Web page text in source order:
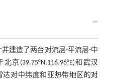
建造了两台对流层-平流层-中
京(39.75°N,116.96°E)和武汉
达对中纬度和亚热带地区的对